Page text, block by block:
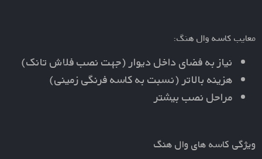
معایب کاسه وال هنگ:
نیاز به فضای داخل دیوار (جهت نصب فلاش تانک)
هزینه بالاتر (نسبت به کاسه فرنگی زمینی)
مراحل نصب بیشتر
ویژگی کاسه های وال هنگ